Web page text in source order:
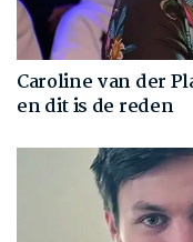
Caroline van der
en dit is de reden